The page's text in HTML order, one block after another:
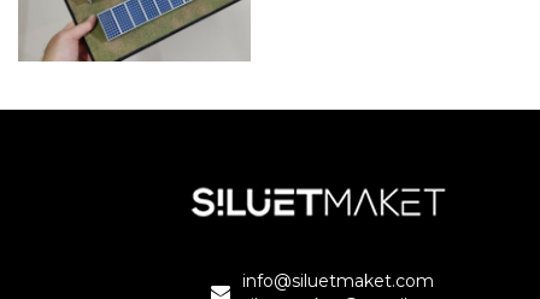
info@siluetmaket.com